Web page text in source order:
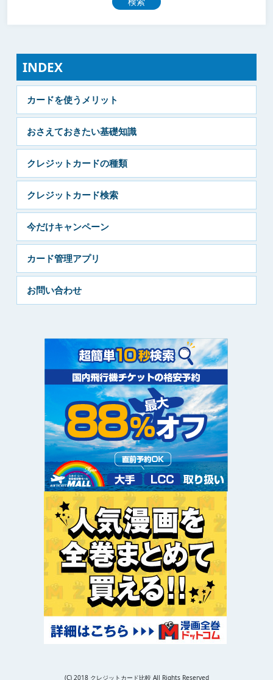
INDEX
カードを使うメリット
おさえておきたい基礎知識
クレジットカードの種類
クレジットカード検索
今だけキャンペーン
カード管理アプリ
お問い合わせ
(C) 2018 クレジットカード比較 All Rights Reserved